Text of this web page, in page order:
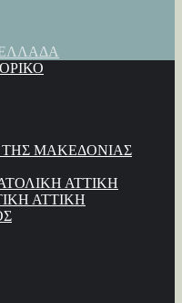
ΜΑΚΕΔΟΝΙΑΣ
ΑΤΤΙΚΗ
ΑΤΤΙΚΗ